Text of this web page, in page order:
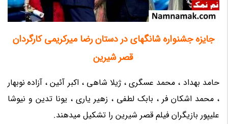
جایزه جشنواره شانگهای در دستان رضا میرکریمی کارگردان
قصر شیرین
حامد بهداد ، محمد عسگری ، ژیلا شاهی ، اکبر آئین ، آزاده نوبهار
، محمد اشکان فر ، بابک لطفی ، زهیر یاری ، یونا تدین و نیوشا
علیپور بازیگران فیلم قصر شیرین را تشکیل میدهند.